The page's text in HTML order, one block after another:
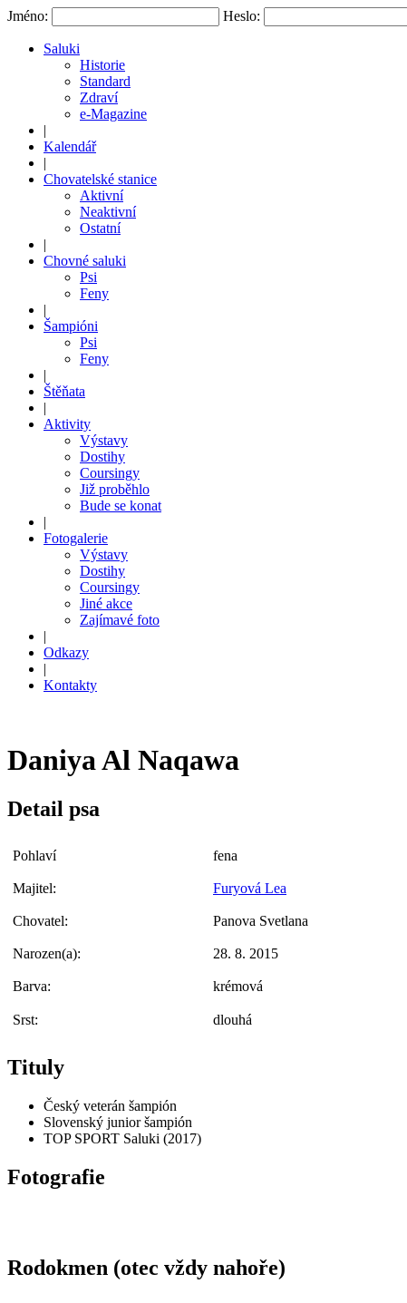
Jméno: Heslo:
Saluki
Historie
Standard
Zdraví
e-Magazine
|
Kalendář
|
Chovatelské stanice
Aktivní
Neaktivní
Ostatní
|
Chovné saluki
Psi
Feny
|
Šampióni
Psi
Feny
|
Štěňata
|
Aktivity
Výstavy
Dostihy
Coursingy
Již proběhlo
Bude se konat
|
Fotogalerie
Výstavy
Dostihy
Coursingy
Jiné akce
Zajímavé foto
|
Odkazy
|
Kontakty
Daniya Al Naqawa
Detail psa
Pohlaví fena
Majitel: Furyová Lea
Chovatel: Panova Svetlana
Narozen(a): 28. 8. 2015
Barva: krémová
Srst: dlouhá
Tituly
Český veterán šampión
Slovenský junior šampión
TOP SPORT Saluki (2017)
Fotografie
Rodokmen (otec vždy nahoře)